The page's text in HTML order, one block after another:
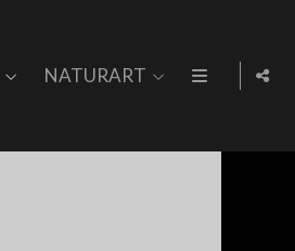
NATURART